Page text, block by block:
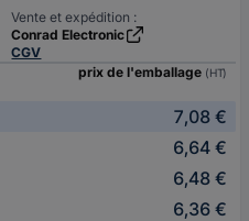
Vente et expédition :
Conrad Electronic
CGV
prix de l'emballage (HT)
7,08 €
6,64 €
6,48 €
6,36 €